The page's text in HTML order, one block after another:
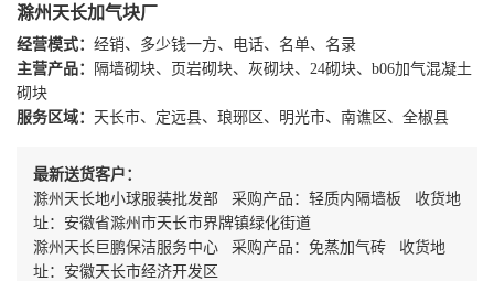
滁州天长加气块厂
经营模式： 经销、多少钱一方、电话、名单、名录
主营产品：
隔墙砌块、页岩砌块、灰砌块、24砌块、b06加气混凝土
砌块
服务区域： 天长市、定远县、琅琊区、明光市、南谯区、全椒县
最新送货客户：
滁州天长地小球服装批发部 采购产品：轻质内隔墙板 收货地
址：安徽省滁州市天长市界牌镇绿化街道
滁州天长巨鹏保洁服务中心 采购产品：免蒸加气砖 收货地
址：安徽天长市经济开发区